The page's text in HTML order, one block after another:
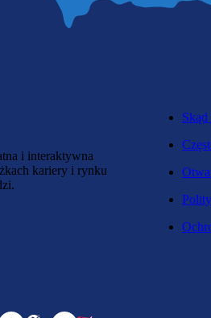
i interaktywna
kariery i rynku